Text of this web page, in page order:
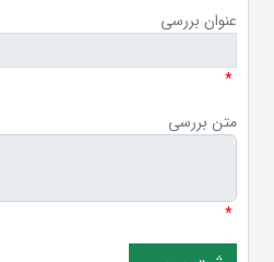
عنوان بررسی
*
متن بررسی
*